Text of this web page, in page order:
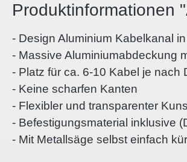
Produktinformationen
- Design Aluminium Kabelkanal
- Massive Aluminiumabdeckung
- Platz für ca. 6-10 Kabel je nach
- Keine scharfen Kanten
- Flexibler und transparenter
- Befestigungsmaterial inklusive
- Mit Metallsäge selbst einfach